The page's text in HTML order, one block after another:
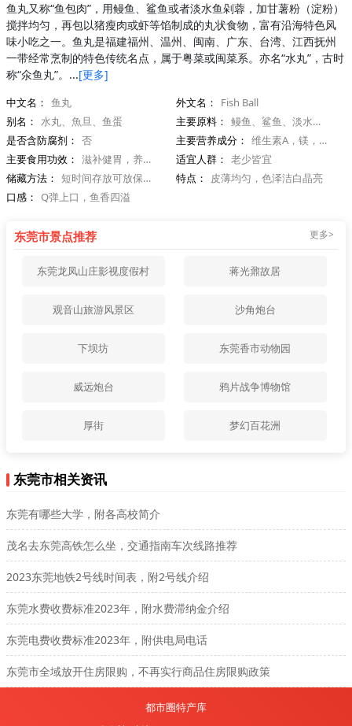
鱼丸又称“鱼包肉”，用鳗鱼、鲨鱼或者淡水鱼剁蓉，加甘薯粉（淀粉）
搅拌均匀，再包以猪瘦肉或虾等馅制成的丸状食物，富有沿海特色风
味小吃之一。鱼丸是福建福州、温州、闽南、广东、台湾、江西抚州
一带经常烹制的特色传统名点，属于粤菜或闽菜系。亦名“水丸”，古时
称“氽鱼丸”。...[更多]
中文名： 鱼丸 外文名：
Fish Ball
别名： 水丸、魚旦、鱼蛋 主要原料： 鳗鱼、鲨鱼、淡水鱼，甘薯粉(淀粉)，猪瘦肉、虾等
是否含防腐剂： 否 主要营养成分： 维生素A，镁，铁，钙，磷
主要食用功效： 滋补健胃，养肝补血，利水消肿，保护心血管系统，饱腹 适宜人群： 老少皆宜
储藏方法： 短时间存放可放保鲜，若要长时间存放需要放在冷冻 特点：
皮薄均匀，色泽洁白晶亮
口感：
Q弹上口，鱼香四溢
东莞市景点推荐 更多>
东莞龙凤山庄影视度假村 蒋光鼐故居
观音山旅游风景区 沙角炮台
下坝坊 东莞香市动物园
威远炮台 鸦片战争博物馆
厚街 梦幻百花洲
东莞市相关资讯
东莞有哪些大学，附各高校简介
茂名去东莞高铁怎么坐，交通指南车次线路推荐
2023东莞地铁2号线时间表，附2号线介绍
东莞水费收费标准2023年，附水费滞纳金介绍
东莞电费收费标准2023年，附供电局电话
东莞市全域放开住房限购，不再实行商品住房限购政策
都市圈特产库